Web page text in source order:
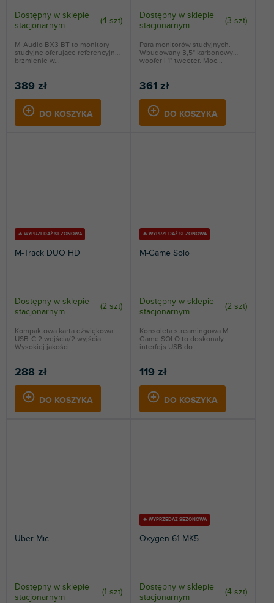
Dostępny w sklepie
stacjonarnym
(4 szt)
389 zł
DO KOSZYKA
M-Audio BX3 BT to monitory
studyjne oferujące referencyjne
brzmienie w...
Dostępny w sklepie
stacjonarnym
(3 szt)
361 zł
DO KOSZYKA
Para monitorów studyjnych.
Wbudowany 3,5" karbonowy
woofer i 1" tweeter. Moc...
🔥 WYPRZEDAŻ SEZONOWA
M-Track DUO HD
Dostępny w sklepie
stacjonarnym
(2 szt)
288 zł
DO KOSZYKA
Kompaktowa karta dźwiękowa
USB-C 2 wejścia/2 wyjścia.
Wysokiej jakości...
🔥 WYPRZEDAŻ SEZONOWA
M-Game Solo
Dostępny w sklepie
stacjonarnym
(2 szt)
119 zł
DO KOSZYKA
Konsoleta streamingowa M-
Game SOLO to doskonały
interfejs USB do...
Uber Mic
Dostępny w sklepie
stacjonarnym
(1 szt)
🔥 WYPRZEDAŻ SEZONOWA
Oxygen 61 MK5
Dostępny w sklepie
stacjonarnym
(4 szt)